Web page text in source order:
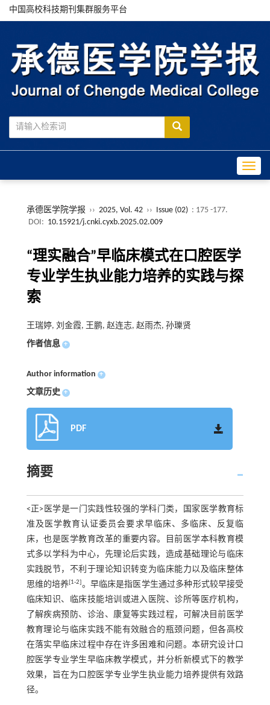
中国高校科技期刊集群服务平台
承德医学院学报 ›› 2025, Vol. 42 ›› Issue (02) : 175 -177.
DOI: 10.15921/j.cnki.cyxb.2025.02.009
“理实融合”早临床模式在口腔医学
专业学生执业能力培养的实践与探
索
王瑞婷, 刘金霞, 王鹏, 赵连志, 赵雨杰, 孙瓅贤
作者信息 +
Author information +
文章历史 +
PDF
摘要
<正>医学是一门实践性较强的学科门类，国家医学教育标
准及医学教育认证委员会要求早临床、多临床、反复临
床，也是医学教育改革的重要内容。目前医学本科教育模
式多以学科为中心，先理论后实践，造成基础理论与临床
实践脱节，不利于理论知识转变为临床能力以及临床整体
思维的培养[1-2]。早临床是指医学生通过多种形式较早接受
临床知识、临床技能培训或进入医院、诊所等医疗机构，
了解疾病预防、诊治、康复等实践过程，可解决目前医学
教育理论与临床实践不能有效融合的瓶颈问题，但各高校
在落实早临床过程中存在许多困难和问题。本研究设计口
腔医学专业学生早临床教学模式，并分析新模式下的教学
效果，旨在为口腔医学专业学生执业能力培养提供有效路
径。